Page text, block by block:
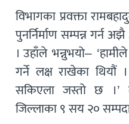
विभागका प्रवक्ता
पुनर्निर्माण सम्पन्न गर्न
। उहाँले भन्नुभयो–
गर्ने लक्ष राखेका थियौं
सकिएला जस्तो छ ।’
जिल्लाका ९ सय २०